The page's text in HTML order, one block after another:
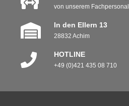
von unserem Fachpersonal
In den Ellern 13
28832 Achim
HOTLINE
+49 (0)421 435 08 710